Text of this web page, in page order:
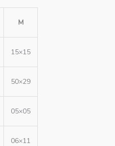
M
15×15
50×29
05×05
06×11